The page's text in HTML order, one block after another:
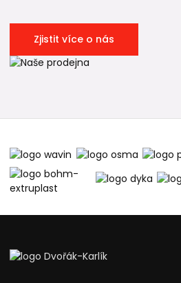
Zjistit více o nás